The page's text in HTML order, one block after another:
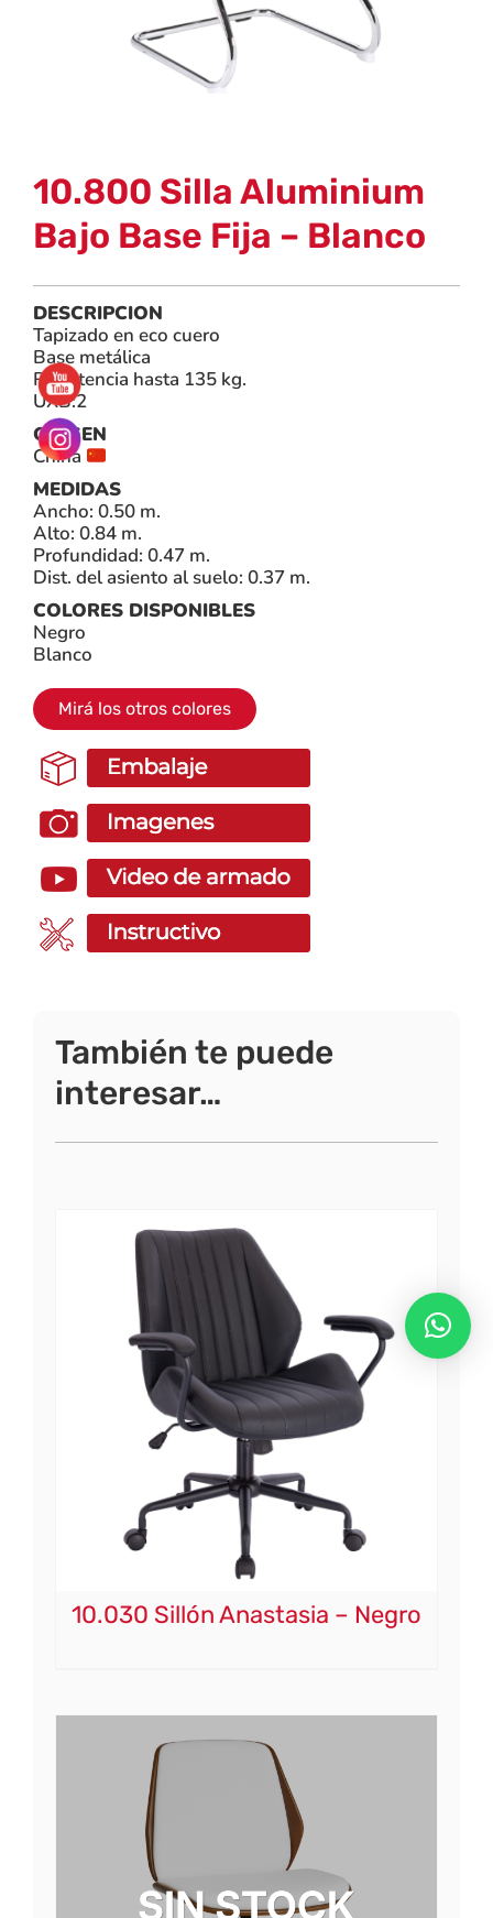
10.800 Silla Aluminium
Bajo Base Fija – Blanco
DESCRIPCION
Tapizado en eco cuero
Base metálica
Resistencia hasta 135 kg.
UXB:2
ORIGEN
China
MEDIDAS
Ancho: 0.50 m.
Alto: 0.84 m.
Profundidad: 0.47 m.
Dist. del asiento al suelo: 0.37 m.
COLORES DISPONIBLES
Negro
Blanco
Mirá los otros colores
También te puede
interesar…
10.030 Sillón Anastasia – Negro